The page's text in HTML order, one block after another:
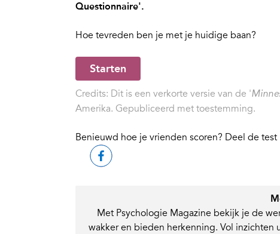
Questionnaire'.
Hoe tevreden ben je met je huidige baan?
Starten
Credits: Dit is een verkorte versie van de '
Amerika. Gepubliceerd met toestemming.
Benieuwd hoe je vrienden scoren? Deel de test
Met Psychologie Magazine bekijk je de
wakker en bieden herkenning. Vol